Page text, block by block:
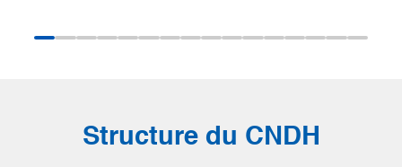
Structure du CNDH